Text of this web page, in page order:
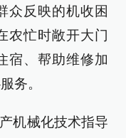
众反映的机收困
农忙时敞开大门
宿、帮助维修加
务。
机械化技术指导